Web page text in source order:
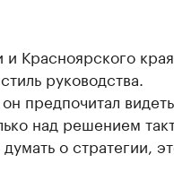
Красноярского
руководства.
предпочитал видеть
над решением
о стратегии,